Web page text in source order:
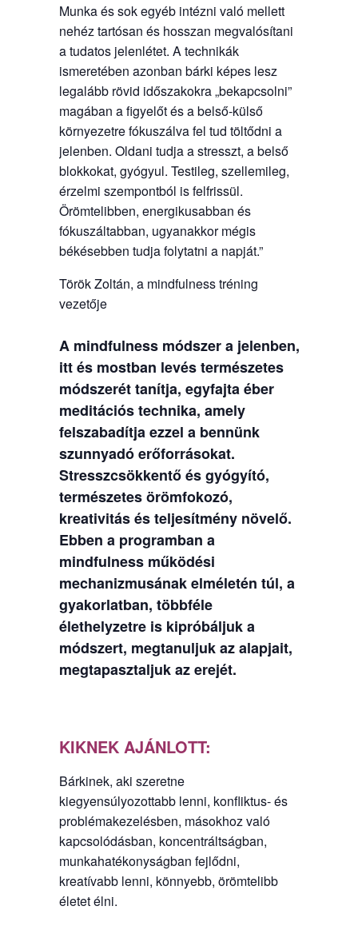
Munka és sok egyéb intézni való mellett
nehéz tartósan és hosszan megvalósítani
a tudatos jelenlétet. A technikák
ismeretében azonban bárki képes lesz
legalább rövid időszakokra „bekapcsolni”
magában a figyelőt és a belső-külső
környezetre fókuszálva fel tud töltődni a
jelenben. Oldani tudja a stresszt, a belső
blokkokat, gyógyul. Testileg, szellemileg,
érzelmi szempontból is felfrissül.
Örömtelibben, energikusabban és
fókuszáltabban, ugyanakkor mégis
békésebben tudja folytatni a napját.”
Török Zoltán, a mindfulness tréning
vezetője
A mindfulness módszer a jelenben,
itt és mostban levés természetes
módszerét tanítja, egyfajta éber
meditációs technika, amely
felszabadítja ezzel a bennünk
szunnyadó erőforrásokat.
Stresszcsökkentő és gyógyító,
természetes örömfokozó,
kreativitás és teljesítmény növelő.
Ebben a programban a
mindfulness működési
mechanizmusának elméletén túl, a
gyakorlatban, többféle
élethelyzetre is kipróbáljuk a
módszert, megtanuljuk az alapjait,
megtapasztaljuk az erejét.
KIKNEK AJÁNLOTT:
Bárkinek, aki szeretne
kiegyensúlyozottabb lenni, konfliktus- és
problémakezelésben, másokhoz való
kapcsolódásban, koncentráltságban,
munkahatékonyságban fejlődni,
kreatívabb lenni, könnyebb, örömtelibb
életet élni.